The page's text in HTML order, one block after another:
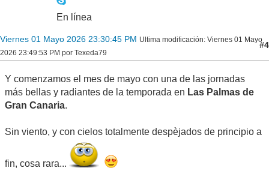
En línea
Viernes 01 Mayo 2026 23:30:45 PM Ultima modificación: Viernes 01 Mayo
2026 23:49:53 PM por Texeda79
#4
Y comenzamos el mes de mayo con una de las jornadas
más bellas y radiantes de la temporada en Las Palmas de
Gran Canaria.
Sin viento, y con cielos totalmente despèjados de principio a
fin, cosa rara...